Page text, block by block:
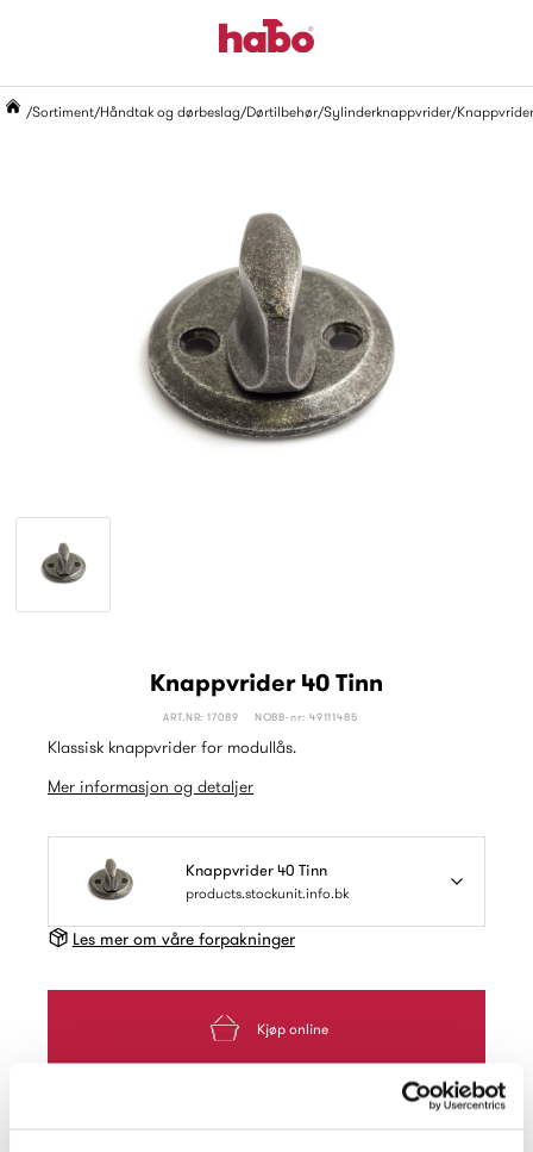
Sortiment Håndtak og dørbeslag Dørtilbehør Sylinderknappvrider Knappvrider
Knappvrider 40 Tinn
ART.NR: 17089 NOBB-nr: 49111485
Klassisk knappvrider for modullås.
Mer informasjon og detaljer
Knappvrider 40 Tinn
products.stockunit.info.bk
Les mer om våre forpakninger
Kjøp online